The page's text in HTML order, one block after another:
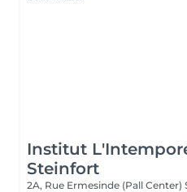
Institut
Steinfort
2A, Rue Ermesinde (Pall Center)